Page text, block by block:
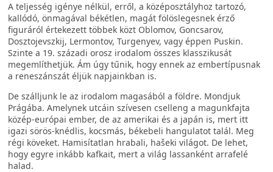
A teljesség igénye nélkül, erről, a középosztályhoz tartozó,
kallódó, önmagával békétlen, magát fölöslegesnek érző
figuráról értekezett többek közt Oblomov, Goncsarov,
Dosztojevszkij, Lermontov, Turgenyev, vagy éppen Puskin.
Szinte a 19. századi orosz irodalom összes klasszikusát
megemlíthetjük. Ám úgy tűnik, hogy ennek az embertípusnak
a reneszánszát éljük napjainkban is.
De szálljunk le az irodalom magasából a földre. Mondjuk
Prágába. Amelynek utcáin szívesen cselleng a magunkfajta
közép-európai ember, de az amerikai és a japán is, mert itt
igazi sörös-knédlis, kocsmás, békebeli hangulatot talál. Meg
régi köveket. Hamisítatlan hrabali, hašeki világot. De lehet,
hogy egyre inkább kafkait, mert a világ lassanként arrafelé
halad.